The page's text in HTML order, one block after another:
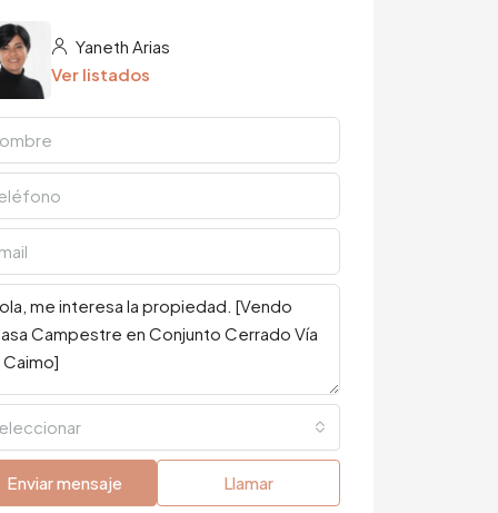
Yaneth Arias
Ver listados
Enviar mensaje Llamar